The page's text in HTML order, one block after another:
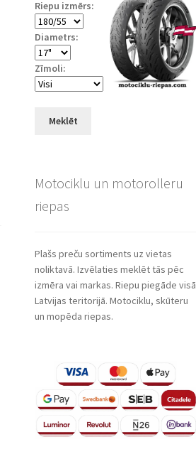
Riepu izmērs:
Diametrs:
Zīmoli:
Meklēt
Motociklu un motorolleru
riepas
Plašs preču sortiments uz vietas
noliktavā. Izvēlaties meklēt tās pēc
izmēra vai markas. Riepu piegāde visā
Latvijas teritorijā. Motociklu, skūteru
un mopēda riepas.